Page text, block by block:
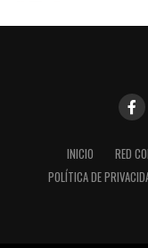
INICIO RED
POLÍTICA DE